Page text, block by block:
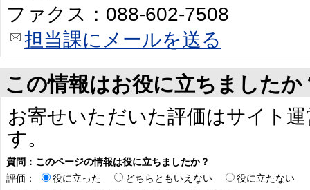
ファクス：088-602-7508
担当課にメールを送る
この情報はお役に立ちましたか
お寄せいただいた評価はサイト
す。
質問：このページの情報は役に立ちましたか？
評価：
役に立った どちらともいえない
役に立たない